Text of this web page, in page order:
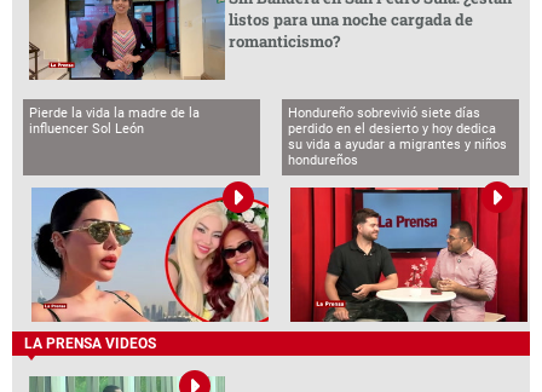
listos para una noche cargada de
romanticismo?
Pierde la vida la madre de la
influencer Sol León
Hondureño sobrevivió siete días
perdido en el desierto y hoy dedica
su vida a ayudar a migrantes y niños
hondureños
LA PRENSA VIDEOS